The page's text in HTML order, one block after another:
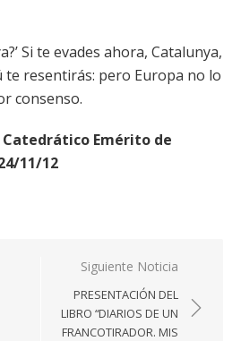
Si te evades ahora, Catalunya,
te resentirás: pero Europa no lo
consenso.
Emérito de
11/12
Siguiente Noticia
PRESENTACIÓN DEL
LIBRO “DIARIOS DE UN
FRANCOTIRADOR. MIS